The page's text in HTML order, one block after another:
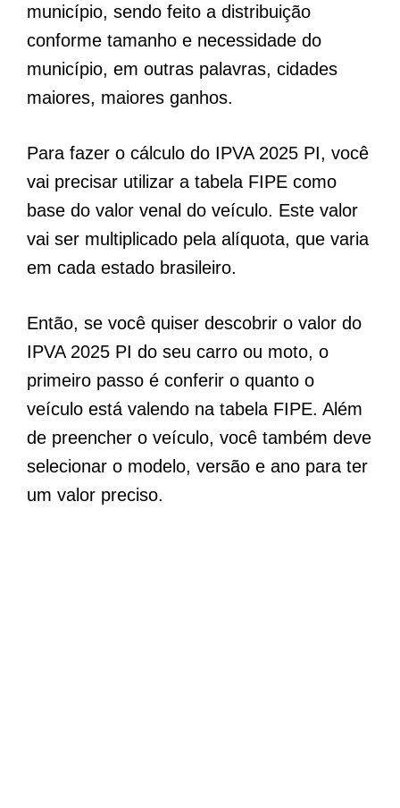
município, sendo feito a distribuição
conforme tamanho e necessidade do
município, em outras palavras, cidades
maiores, maiores ganhos.
Para fazer o cálculo do IPVA 2025 PI, você
vai precisar utilizar a tabela FIPE como
base do valor venal do veículo. Este valor
vai ser multiplicado pela alíquota, que varia
em cada estado brasileiro.
Então, se você quiser descobrir o valor do
IPVA 2025 PI do seu carro ou moto, o
primeiro passo é conferir o quanto o
veículo está valendo na tabela FIPE. Além
de preencher o veículo, você também deve
selecionar o modelo, versão e ano para ter
um valor preciso.